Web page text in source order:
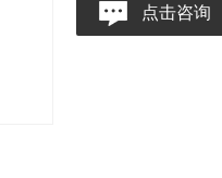
点击咨询